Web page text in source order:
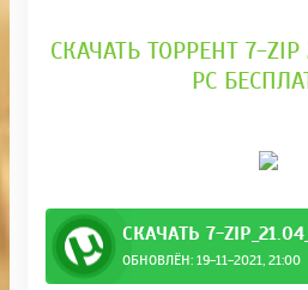
СКАЧАТЬ ТОРРЕНТ 7-ZIP
PC
СКАЧАТЬ 7-
ОБНОВЛЁН: 19-11-2021, 21:00